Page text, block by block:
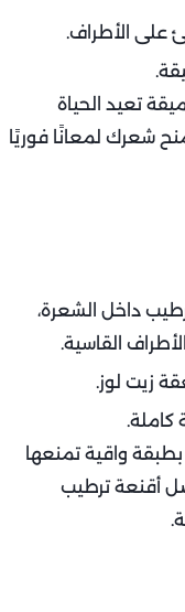
على الأطراف.
تعيد الحياة
شعرك لمعانًا فوريًا
داخل الشعرة،
القاسية.
زيت لوز.
كاملة.
واقية تمنعها
أقنعة ترطيب